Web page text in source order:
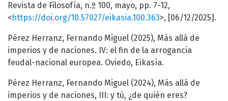
Revista de Filosofía, n.º 100, mayo, pp. 7-12,
<https://doi.org/10.57027/eikasia.100.363>, [06/12/2025].
Pérez Herranz, Fernando Miguel (2025), Más allá de
imperios y de naciones. IV: el fin de la arrogancia
feudal-nacional europea. Oviedo, Eikasía.
Pérez Herranz, Fernando Miguel (2024), Más allá de
imperios y de naciones, III: y tú, ¿de quién eres?